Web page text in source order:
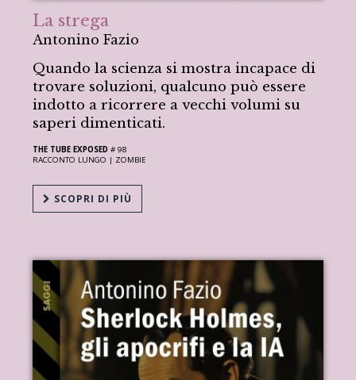
La strega
Antonino Fazio
Quando la scienza si mostra incapace di
trovare soluzioni, qualcuno può essere
indotto a ricorrere a vecchi volumi su
saperi dimenticati.
THE TUBE EXPOSED # 98
RACCONTO LUNGO | ZOMBIE
SCOPRI DI PIÙ